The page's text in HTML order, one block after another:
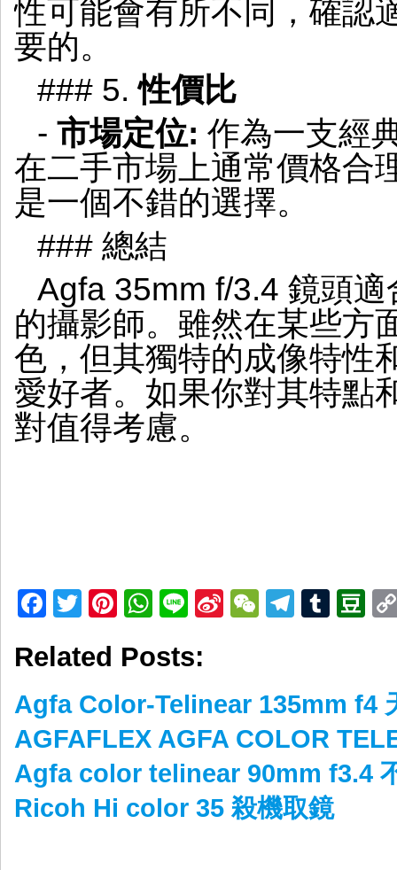
性可能會有所不同，確認
要的。
### 5. 性價比
- 市場定位: 作為一支經
在二手市場上通常價格合
是一個不錯的選擇。
### 總結
Agfa 35mm f/3.4 鏡頭
的攝影師。雖然在某些方
色，但其獨特的成像特性
愛好者。如果你對其特點
對值得考慮。
Facebook
TwitterPinterest
WhatsApp
LineSinaWeChat
Related Posts:
Agfa Color-Telinear 135mm f4
AGFAFLEX AGFA COLOR
Agfa color telinear 90mm f3.4
Ricoh Hi color 35 殺機取鏡